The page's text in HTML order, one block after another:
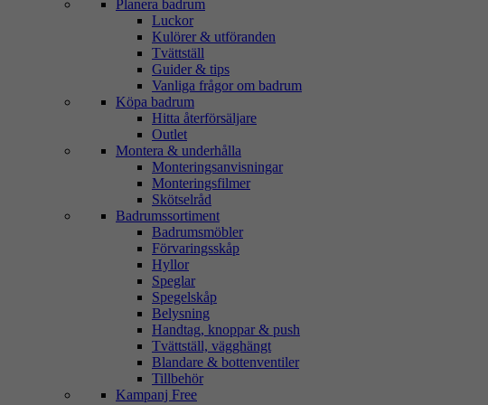
Planera badrum
Luckor
Kulörer & utföranden
Tvättställ
Guider & tips
Vanliga frågor om badrum
Köpa badrum
Hitta återförsäljare
Outlet
Montera & underhålla
Monteringsanvisningar
Monteringsfilmer
Skötselråd
Badrumssortiment
Badrumsmöbler
Förvaringsskåp
Hyllor
Speglar
Spegelskåp
Belysning
Handtag, knoppar & push
Tvättställ, vägghängt
Blandare & bottenventiler
Tillbehör
Kampanj Free